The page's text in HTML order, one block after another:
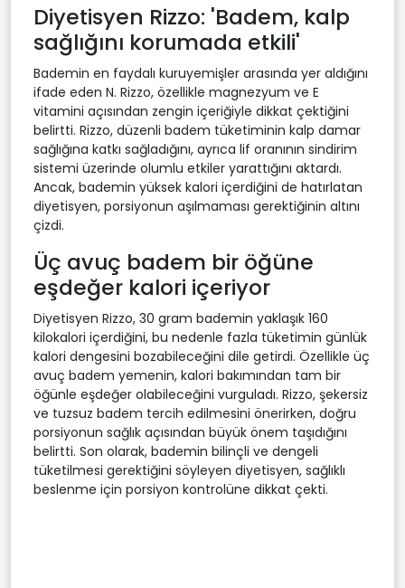
Diyetisyen Rizzo: 'Badem, kalp
sağlığını korumada etkili'
Bademin en faydalı kuruyemişler arasında yer aldığını
ifade eden N. Rizzo, özellikle magnezyum ve E
vitamini açısından zengin içeriğiyle dikkat çektiğini
belirtti. Rizzo, düzenli badem tüketiminin kalp damar
sağlığına katkı sağladığını, ayrıca lif oranının sindirim
sistemi üzerinde olumlu etkiler yarattığını aktardı.
Ancak, bademin yüksek kalori içerdiğini de hatırlatan
diyetisyen, porsiyonun aşılmaması gerektiğinin altını
çizdi.
Üç avuç badem bir öğüne
eşdeğer kalori içeriyor
Diyetisyen Rizzo, 30 gram bademin yaklaşık 160
kilokalori içerdiğini, bu nedenle fazla tüketimin günlük
kalori dengesini bozabileceğini dile getirdi. Özellikle üç
avuç badem yemenin, kalori bakımından tam bir
öğünle eşdeğer olabileceğini vurguladı. Rizzo, şekersiz
ve tuzsuz badem tercih edilmesini önerirken, doğru
porsiyonun sağlık açısından büyük önem taşıdığını
belirtti. Son olarak, bademin bilinçli ve dengeli
tüketilmesi gerektiğini söyleyen diyetisyen, sağlıklı
beslenme için porsiyon kontrolüne dikkat çekti.